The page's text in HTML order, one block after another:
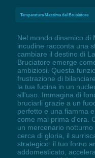
Temperatura Massima del Bruciatore
Nel mondo dinamico di
incudine racconta una
cambiare il destino di
Bruciatore emerge
ambiziosi. Questa
frustrazione di
la tua fucina in un
all'uso. Immagina di
bruciarli grazie a un
perfetto e una fiamma
come mai prima d'ora.
un mercenario
cerca di gloria, il
strategico: il tuo forno
addomesticato,